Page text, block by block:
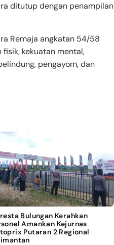
ditutup dengan penampilan
Remaja angkatan 54/58
kekuatan mental,
pengayom, dan
Bulungan Kerahkan
Amankan Kejurnas
Putaran 2 Regional